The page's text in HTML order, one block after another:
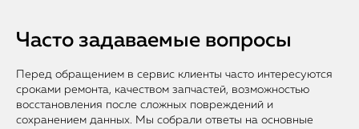
Часто задаваемые вопросы
Перед обращением в сервис клиенты часто интересуются
сроками ремонта, качеством запчастей, возможностью
восстановления после сложных повреждений и
сохранением данных. Мы собрали ответы на основные